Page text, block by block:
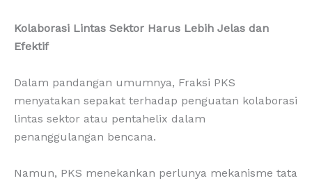
Kolaborasi Lintas Sektor Harus Lebih Jelas dan
Efektif
Dalam pandangan umumnya, Fraksi PKS
menyatakan sepakat terhadap penguatan kolaborasi
lintas sektor atau pentahelix dalam
penanggulangan bencana.
Namun, PKS menekankan perlunya mekanisme tata